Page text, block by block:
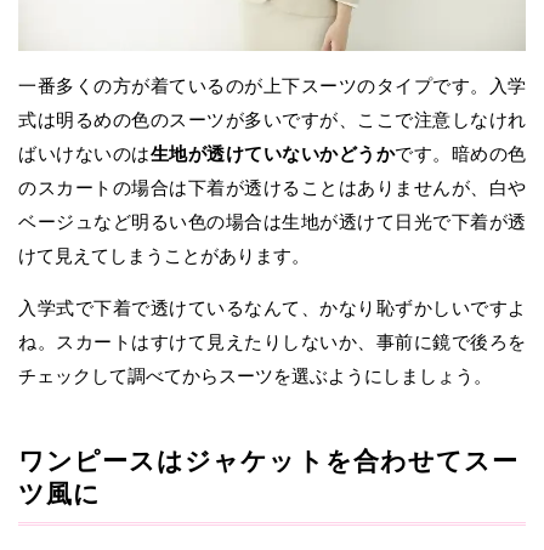
一番多くの方が着ているのが上下スーツのタイプです。入学
式は明るめの色のスーツが多いですが、ここで注意しなけれ
ばいけないのは生地が透けていないかどうかです。暗めの色
のスカートの場合は下着が透けることはありませんが、白や
ベージュなど明るい色の場合は生地が透けて日光で下着が透
けて見えてしまうことがあります。
入学式で下着で透けているなんて、かなり恥ずかしいですよ
ね。スカートはすけて見えたりしないか、事前に鏡で後ろを
チェックして調べてからスーツを選ぶようにしましょう。
ワンピースはジャケットを合わせてスー
ツ風に